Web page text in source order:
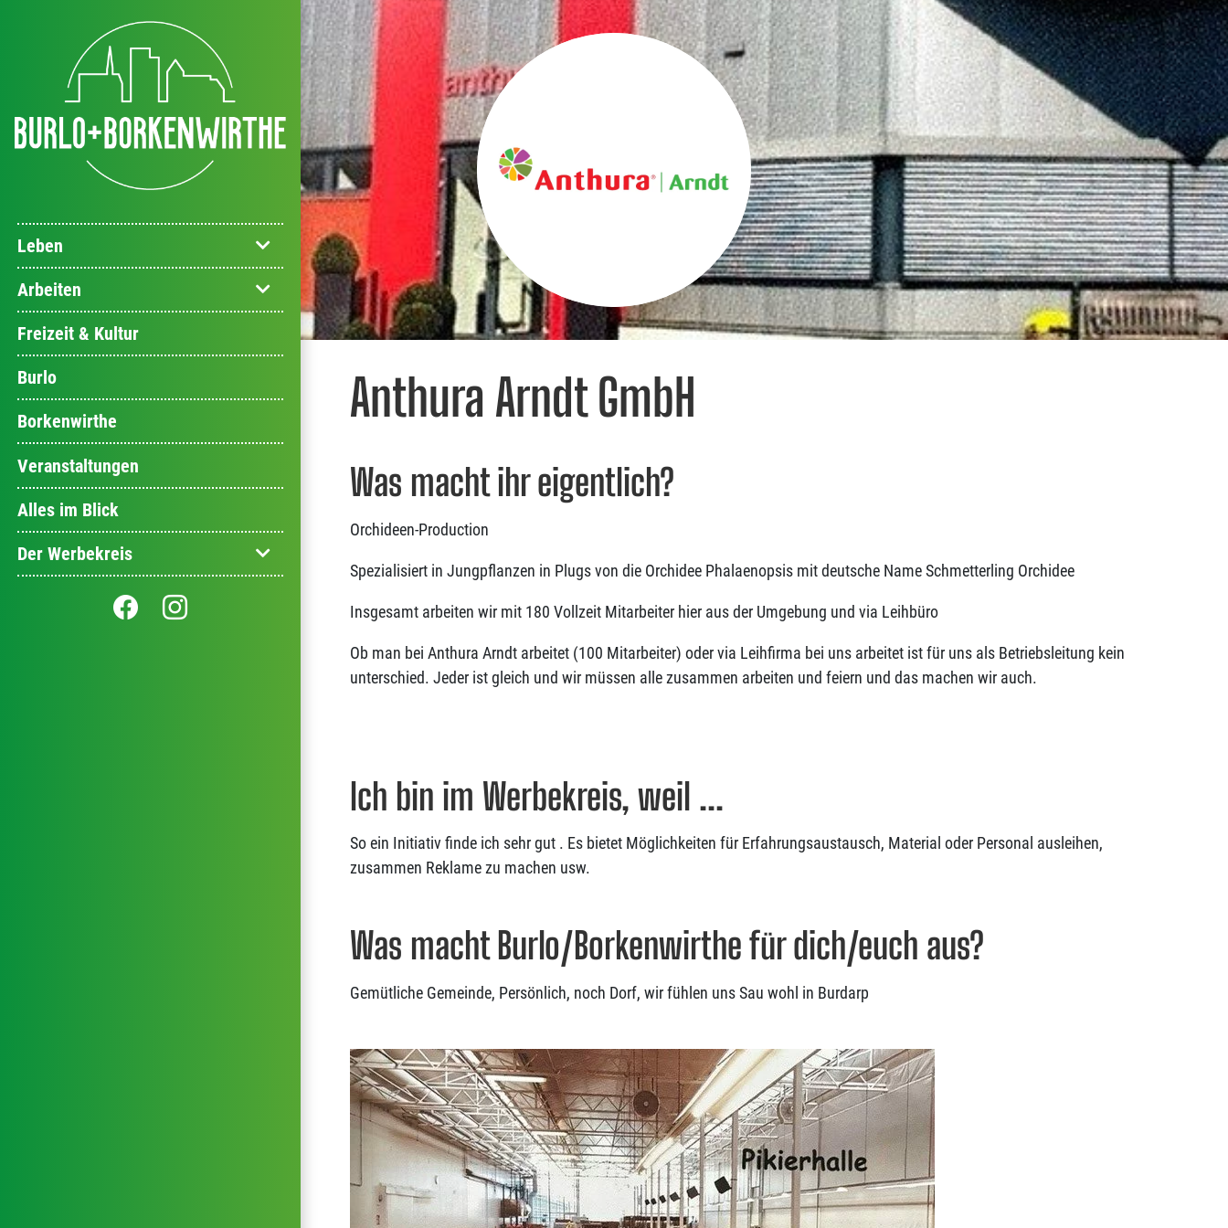
Leben
Arbeiten
Freizeit & Kultur
Burlo
Borkenwirthe
Veranstaltungen
Alles im Blick
Der Werbekreis
Anthura Arndt GmbH
Was macht ihr eigentlich?
Orchideen-Production
Spezialisiert in Jungpflanzen in Plugs von die Orchidee Phalaenopsis mit deutsche Name Schmetterling Orchidee
Insgesamt arbeiten wir mit 180 Vollzeit Mitarbeiter hier aus der Umgebung und via Leihbüro
Ob man bei Anthura Arndt arbeitet (100 Mitarbeiter) oder via Leihfirma bei uns arbeitet ist für uns als Betriebsleitung kein
unterschied. Jeder ist gleich und wir müssen alle zusammen arbeiten und feiern und das machen wir auch.
Ich bin im Werbekreis, weil ...
So ein Initiativ finde ich sehr gut . Es bietet Möglichkeiten für Erfahrungsaustausch, Material oder Personal ausleihen,
zusammen Reklame zu machen usw.
Was macht Burlo/Borkenwirthe für dich/euch aus?
Gemütliche Gemeinde, Persönlich, noch Dorf, wir fühlen uns Sau wohl in Burdarp